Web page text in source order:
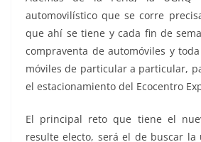
automovilístico que se corre
que ahí se tiene y cada fin de
compraventa de automóviles y
móviles de particular a particular,
el estacionamiento del Ecocentro
El principal reto que tiene el
resulte electo, será el de buscar